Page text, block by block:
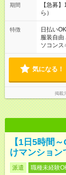
してお
間を有効
ね。
期間
【急募
ら）
特徴 日払いOK
服装自由
ソコンス
気になる！
掲載
【1日5時間
けマンション
派遣 職種未経験